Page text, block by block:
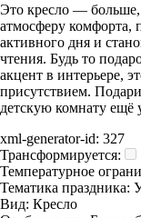
Это кресло — больше,
атмосферу комфорта,
активного дня и
чтения. Будь то
акцент в интерьере,
присутствием.
детскую комнату ещё
xml-generator-id: 327
Трансформируется:
Температурное
Тематика праздника:
Вид: Кресло